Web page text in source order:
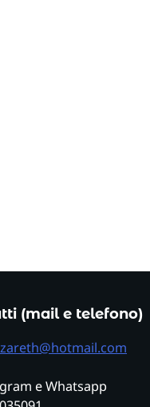
(mail e telefono)
e Whatsapp